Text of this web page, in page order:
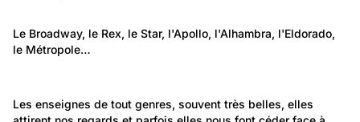
Environnement: Architecture
Les cinémas de Suisse romande aujourd’hui
Le Broadway, le Rex, le Star, l'Apollo, l'Alhambra, l'Eldorado,
le Métropole…
Lausanne et région lausannoise
Temps libre et culture: Vie quotidienne
Les enseignes de tout genres, souvent très belles, elles